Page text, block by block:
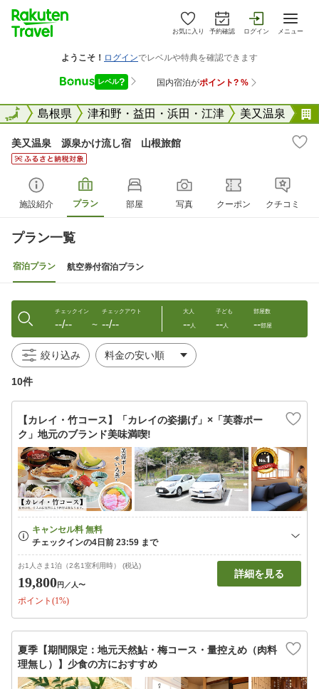
お気に入り 予約確認 ログイン メニュー
全国島根県 津和野・益田・浜田・江津 美又温泉
全国
美又温泉 源泉かけ流し宿 山根旅館
施設紹介 プラン 部屋 写真 クーポン クチコミ
プラン一覧
宿泊プラン 航空券付宿泊プラン
チェックイン
--/-- 〜
チェックアウト
--/--
大人
--人
子ども
--人
部屋数
--部屋
絞り込み
10件
【カレイ・竹コース】「カレイの姿揚げ」×「芙蓉ポー
ク」地元のブランド美味満喫!
お1人さま1泊（2名1室利用時） (税込)
19,800円 ／人〜
ポイント(1%)
詳細を見る
夏季【期間限定：地元天然鮎・梅コース・量控えめ（肉料
理無し）】少食の方におすすめ